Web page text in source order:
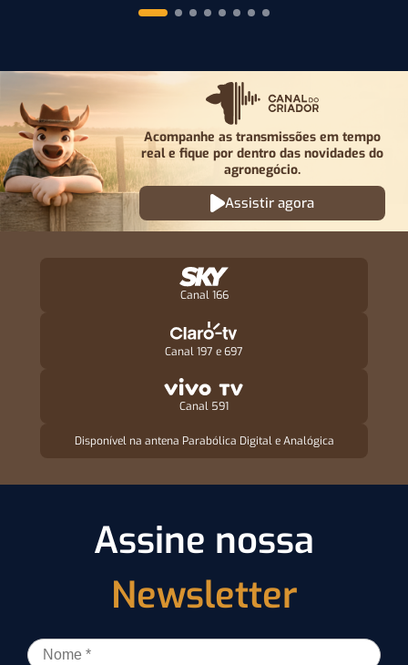
Acompanhe as transmissões em tempo
real e fique pordentro das novidades do
agronegócio.
Assistir agora
Canal 166
Canal 197 e 697
Canal 591
Disponível na antena Parabólica Digital e Analógica
Assine nossa
Newsletter